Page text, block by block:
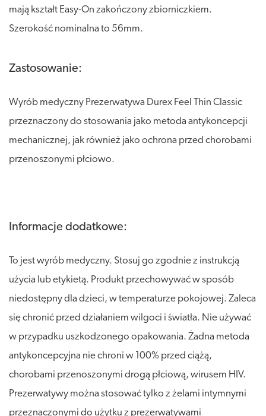
mają kształt Easy-On zakończony zbiorniczkiem.
Szerokość nominalna to 56mm.
Zastosowanie:
Wyrób medyczny Prezerwatywa Durex Feel Thin Classic
przeznaczony do stosowania jako metoda antykoncepcji
mechanicznej, jak również jako ochrona przed chorobami
przenoszonymi płciowo.
Informacje dodatkowe:
To jest wyrób medyczny. Stosuj go zgodnie z instrukcją
użycia lub etykietą. Produkt przechowywać w sposób
niedostępny dla dzieci, w temperaturze pokojowej. Zaleca
się chronić przed działaniem wilgoci i światła. Nie używać
w przypadku uszkodzonego opakowania. Żadna metoda
antykoncepcyjna nie chroni w 100% przed ciążą,
chorobami przenoszonymi drogą płciową, wirusem HIV.
Prezerwatywy można stosować tylko z żelami intymnymi
przeznaczonymi do użytku z prezerwatywami